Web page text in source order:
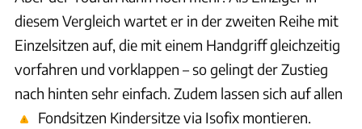
diesem Vergleich wartet er in der zweiten Reihe mit
Einzelsitzen auf, die mit einem Handgriff gleichzeitig
vorfahren und vorklappen – so gelingt der Zustieg
nach hinten sehr einfach. Zudem lassen sich auf allen
Fondsitzen Kindersitze via Isofix montieren.